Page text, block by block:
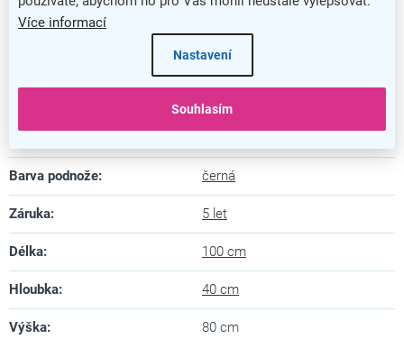
Více informací
Nastavení
Souhlasím
Nosnost jednoho místa je 100 kg
Doplňkové parametry
Barva podnože: černá
Záruka: 5 let
Délka: 100 cm
Hloubka: 40 cm
Výška: 80 cm